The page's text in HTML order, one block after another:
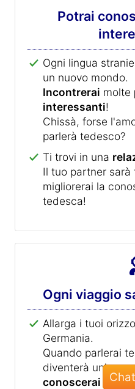
Potrai
Ogni lingua
un nuovo mondo.
Incontrerai molte
interessanti!
Chissà, forse
parlerà tedesco?
Ti trovi in una
Il tuo partner sarà
migliorerai la
tedesca!
Ogni viaggio
Allarga i tuoi
Germania.
Quando parlerai
diventerà
conoscerai e